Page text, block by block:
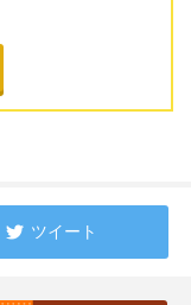
ツイート